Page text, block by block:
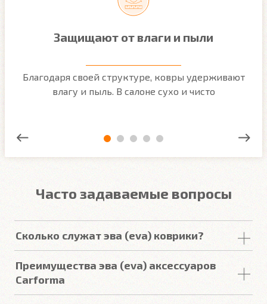
Защищают от влаги и пыли
Благодаря своей структуре, ковры удерживают
влагу и пыль. В салоне сухо и чисто
Часто задаваемые вопросы
Сколько служат эва (eva) коврики?
покрытий изЕВАв среднем составляет 2-3
.
Но есть некоторые факторы, уменьшающие или
Преимущества эва (eva) аксессуаров
Carforma